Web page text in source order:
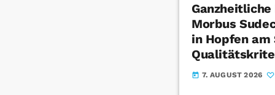
Morbus
in Hopfen
today 7. AUGUST 2026